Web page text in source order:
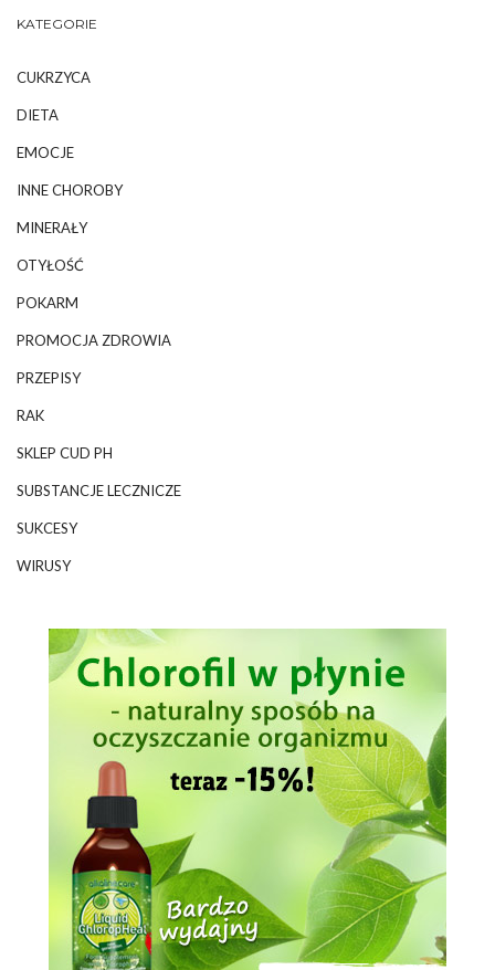
KATEGORIE
CUKRZYCA
DIETA
EMOCJE
INNE CHOROBY
MINERAŁY
OTYŁOŚĆ
POKARM
PROMOCJA ZDROWIA
PRZEPISY
RAK
SKLEP CUD PH
SUBSTANCJE LECZNICZE
SUKCESY
WIRUSY